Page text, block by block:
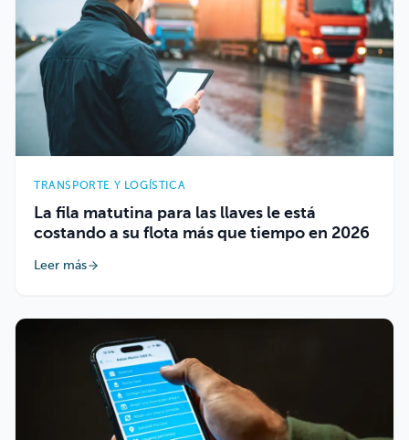
TRANSPORTE Y LOGÍSTICA
La fila matutina para las llaves le está
costando a su flota más que tiempo en 2026
Leer más